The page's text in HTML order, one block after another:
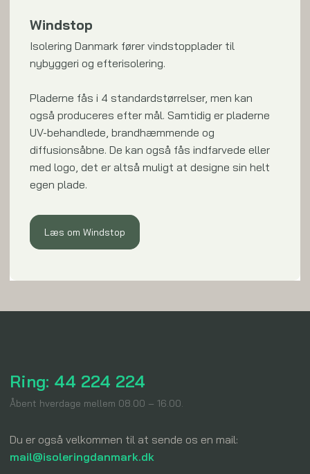
Windstop
Isolering Danmark fører vindstopplader til
nybyggeri og efterisolering.
Pladerne fås i 4 standardstørrelser, men kan
også produceres efter mål. Samtidig er pladerne
UV-behandlede, brandhæmmende og
diffusionsåbne. De kan også fås​ indfarvede eller
med logo, det er altså muligt at designe sin helt
egen plade.
Læs om Windstop
Ring: 44 224 224
​Åbent hverdage mellem 08.00 – 16.00.
Du er også velkommen til at sende os en mail:
mail@isoleringdanmark.dk